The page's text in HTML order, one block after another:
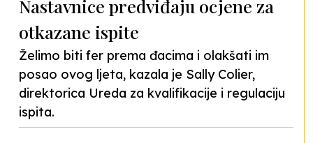
Nastavnice predviđaju ocjene za
otkazane ispite
Želimo biti fer prema đacima i olakšati im
posao ovog ljeta, kazala je Sally Colier,
direktorica Ureda za kvalifikacije i regulaciju
ispita.